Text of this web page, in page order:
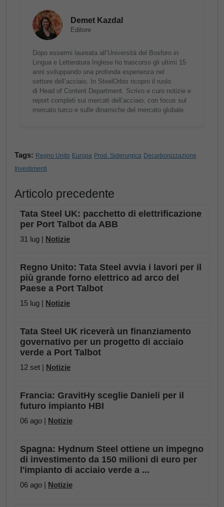
Demet Kazdal
Editore
Dopo essermi laureata all’Università del Bosforo in
Lingua e Letteratura Inglese ho trascorso gli ultimi 15
anni sviluppando una profonda esperienza nel
settore dell’acciaio. In SteelOrbis ricopro il ruolo
di Head of Content Department. Scrivo e curo notizie e
report completi sui mercati dell’acciaio, con focus sul
mercato turco e sulle dinamiche del mercato globale.
Tags: Regno Unito Europa Prod. Siderurgica Decarbonizzazione
Investimenti
Articolo precedente
Tata Steel UK: pacchetto di elettrificazione
per Port Talbot da ABB
31 lug | Notizie
Regno Unito: Tata Steel avvia i lavori per il
più grande forno elettrico ad arco del
Paese a Port Talbot
15 lug | Notizie
Tata Steel UK riceverà un finanziamento
governativo per un progetto di acciaio
verde a Port Talbot
12 set | Notizie
Francia: GravitHy sceglie Danieli per il
futuro impianto HBI
06 ago | Notizie
Spagna: Hydnum Steel ottiene un impegno
di investimento da 150 milioni di euro per
l'impianto di acciaio verde a ...
06 ago | Notizie